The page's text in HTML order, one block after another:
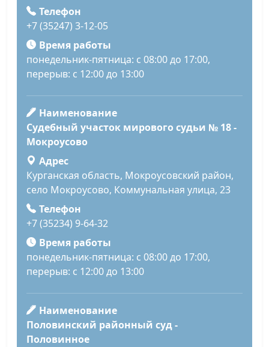
Телефон
+7 (35247) 3-12-05
Время работы
понедельник-пятница: с 08:00 до 17:00,
перерыв: с 12:00 до 13:00
Наименование
Судебный участок мирового судьи № 18 -
Мокроусово
Адрес
Курганская область, Мокроусовский район,
село Мокроусово, Коммунальная улица, 23
Телефон
+7 (35234) 9-64-32
Время работы
понедельник-пятница: с 08:00 до 17:00,
перерыв: с 12:00 до 13:00
Наименование
Половинский районный суд -
Половинное